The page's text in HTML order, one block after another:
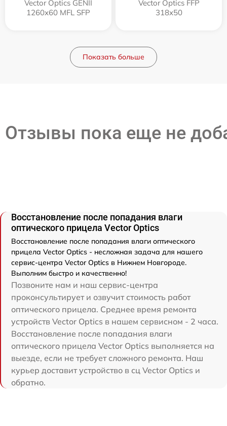
Vector Optics GENII
1260x60 MFL SFP
Vector Optics FFP
318x50
Показать больше
Отзывы пока еще не
Восстановление после попадания влаги
оптического прицела Vector Optics
Восстановление после попадания влаги оптического
прицела Vector Optics - несложная задача для нашего
сервис-центра Vector Optics в Нижнем Новгороде.
Выполним быстро и качественно!
Позвоните нам и наш сервис-центра
проконсультирует и озвучит стоимость работ
оптического прицела. Среднее время ремонта
устройств Vector Optics в нашем сервисном - 2 часа.
Восстановление после попадания влаги
оптического прицела Vector Optics выполняется на
выезде, если не требует сложного ремонта. Наш
курьер доставит устройство в сц Vector Optics и
обратно.